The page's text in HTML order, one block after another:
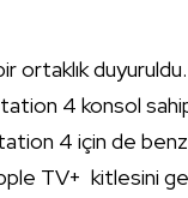
4 konsol
4 için de
TV+ kitlesini